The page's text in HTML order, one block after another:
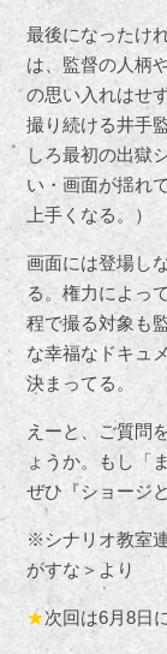
最後になったけ
は、監督の人柄
の思い入れはせ
撮り続ける井手
しろ最初の出獄
い・画面が揺れ
上手くなる。）
画面には登場し
る。権力によっ
程で撮る対象も
な幸福なドキュ
決まってる。
えーと、ご質問
ょうか。もし「
ぜひ『ショージ
※シナリオ教室
がすな＞より
★次回は6月8日